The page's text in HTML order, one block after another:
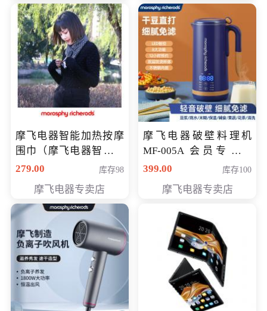
摩飞电器智能加热按摩
围巾（摩飞电器智能加
热按摩围脖） 会员专享
279.00 库存98
摩飞电器专卖店
摩飞电器破壁料理机
MF-005A 会员专享价
198元
399.00 库存100
摩飞电器专卖店